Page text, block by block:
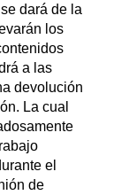
dará de la
los
a las
devolución
La cual
el
de